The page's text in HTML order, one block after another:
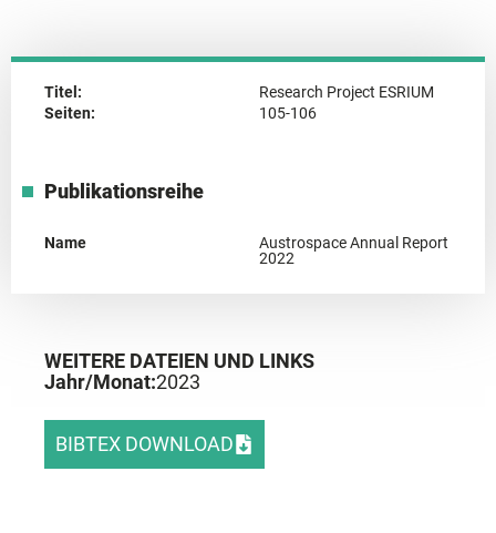
Titel:
Research Project ESRIUM
Seiten:
105-106
Publikationsreihe
Name
Austrospace Annual Report
2022
WEITERE DATEIEN UND LINKS
Jahr/Monat:2023
BIBTEX DOWNLOAD